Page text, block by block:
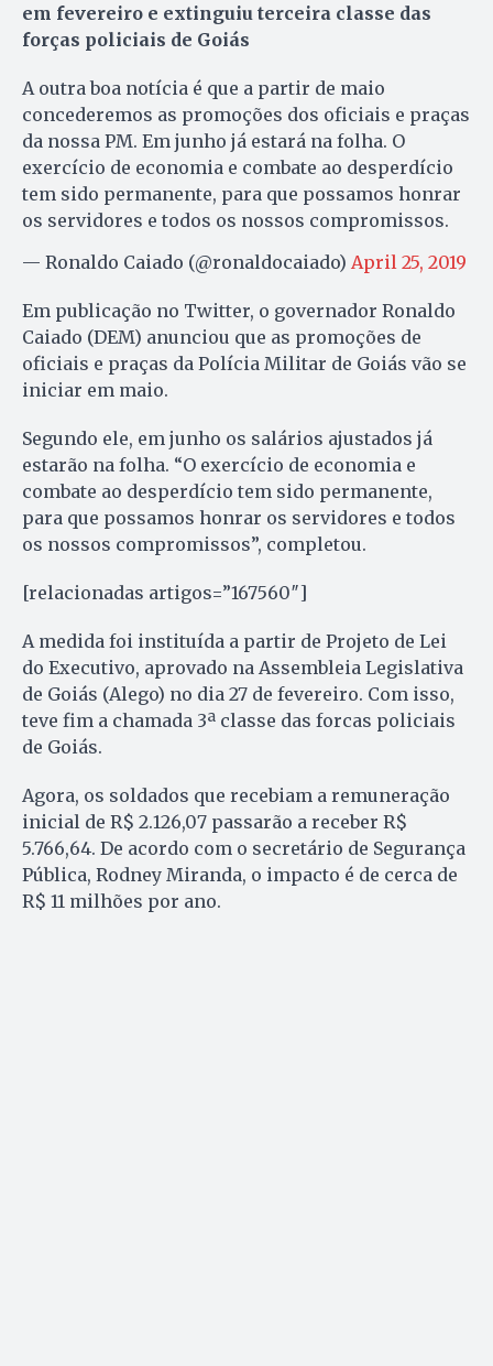
em fevereiro e extinguiu terceira classe das
forças policiais de Goiás
A outra boa notícia é que a partir de maio
concederemos as promoções dos oficiais e praças
da nossa PM. Em junho já estará na folha. O
exercício de economia e combate ao desperdício
tem sido permanente, para que possamos honrar
os servidores e todos os nossos compromissos.
— Ronaldo Caiado (@ronaldocaiado) April 25, 2019
Em publicação no Twitter, o governador Ronaldo
Caiado (DEM) anunciou que as promoções de
oficiais e praças da Polícia Militar de Goiás vão se
iniciar em maio.
Segundo ele, em junho os salários ajustados já
estarão na folha. “O exercício de economia e
combate ao desperdício tem sido permanente,
para que possamos honrar os servidores e todos
os nossos compromissos”, completou.
[relacionadas artigos=”167560″]
A medida foi instituída a partir de Projeto de Lei
do Executivo, aprovado na Assembleia Legislativa
de Goiás (Alego) no dia 27 de fevereiro. Com isso,
teve fim a chamada 3ª classe das forcas policiais
de Goiás.
Agora, os soldados que recebiam a remuneração
inicial de R$ 2.126,07 passarão a receber R$
5.766,64. De acordo com o secretário de Segurança
Pública, Rodney Miranda, o impacto é de cerca de
R$ 11 milhões por ano.